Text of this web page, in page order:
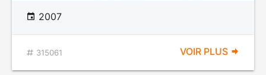
2007
315061 VOIR PLUS